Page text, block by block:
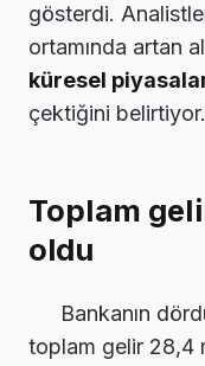
gösterdi.
ortamında artan
küresel
çektiğini belirtiyor.
Toplam
oldu
Bankanın
toplam gelir 28,4